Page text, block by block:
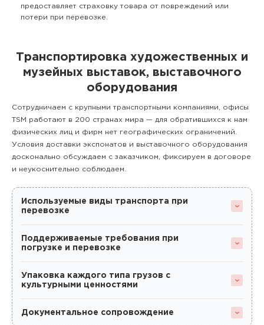
предоставляет страховку товара от повреждений или
потери при перевозке.
Транспортировка художественных и
музейных выставок, выставочного
оборудования
Сотрудничаем с крупными транспортными компаниями, офисы
TSM работают в 200 странах мира — для обратившихся к нам
физических лиц и фирм нет географических ограничений.
Условия доставки экспонатов и выставочного оборудования
досконально обсуждаем с заказчиком, фиксируем в договоре
и неукоснительно соблюдаем.
Используемые виды транспорта при
перевозке
Поддерживаемые требования при
погрузке и перевозке
Упаковка каждого типа грузов с
культурными ценностями
Документальное сопровождение